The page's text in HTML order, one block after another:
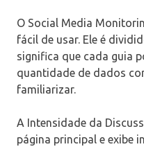
O Social Media
fácil de usar. Ele é
significa que cada guia
quantidade de dados
familiarizar.
A Intensidade da
página principal e exibe